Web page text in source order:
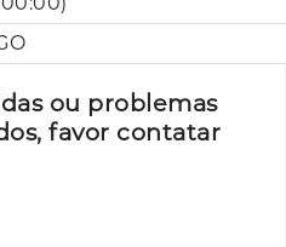
ou problemas
favor contatar